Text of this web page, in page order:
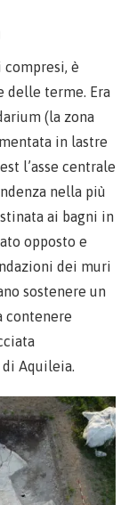
compresi, è
delle terme. Era
(la zona
in lastre
l’asse centrale
nella più
ai bagni in
opposto e
dei muri
sostenere un
contenere
Aquileia.